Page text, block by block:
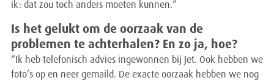
ik: dat zou toch anders moeten kunnen.”
Is het gelukt om de oorzaak van de
problemen te achterhalen? En zo ja, hoe?
“Ik heb telefonisch advies ingewonnen bij Jet. Ook hebben we
foto’s op en neer gemaild. De exacte oorzaak hebben we nog